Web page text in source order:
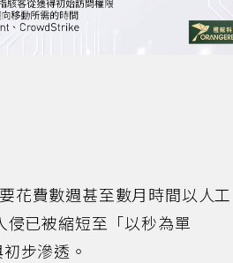
花費數週甚至數月時間以人工
侵已被縮短至「以秒為單
步滲透。